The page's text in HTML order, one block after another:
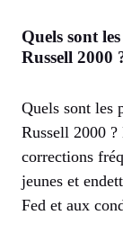
Quels sont
Russell 2000
Quels sont les
Russell 2000
corrections
jeunes et
Fed et aux